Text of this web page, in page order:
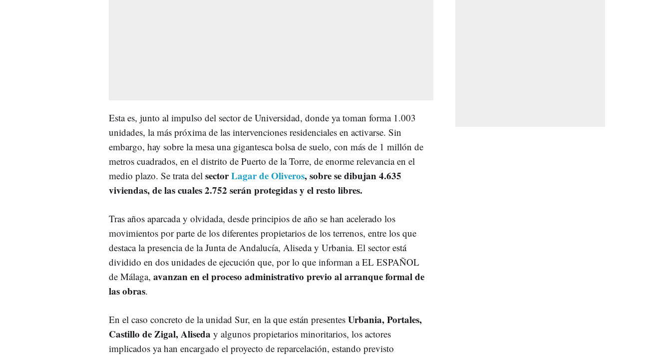
Esta es, junto al impulso del sector de Universidad, donde ya toman forma 1.003
unidades, la más próxima de las intervenciones residenciales en activarse. Sin
embargo, hay sobre la mesa una gigantesca bolsa de suelo, con más de 1 millón de
metros cuadrados, en el distrito de Puerto de la Torre, de enorme relevancia en el
medio plazo. Se trata del sectorLagar de Oliveros, sobre se dibujan 4.635
viviendas, de las cuales 2.752 serán protegidas y el resto libres.
Tras años aparcada y olvidada, desde principios de año se han acelerado los
movimientos por parte de los diferentes propietarios de los terrenos, entre los que
destaca la presencia de la Junta de Andalucía, Aliseda y Urbania. El sector está
dividido en dos unidades de ejecución que, por lo que informan a EL ESPAÑOL
de Málaga, avanzan en el proceso administrativo previo al arranque formal de
las obras.
En el caso concreto de la unidad Sur, en la que están presentes Urbania, Portales,
Castillo de Zigal, Aliseda y algunos propietarios minoritarios, los actores
implicados ya han encargado el proyecto de reparcelación, estando previsto